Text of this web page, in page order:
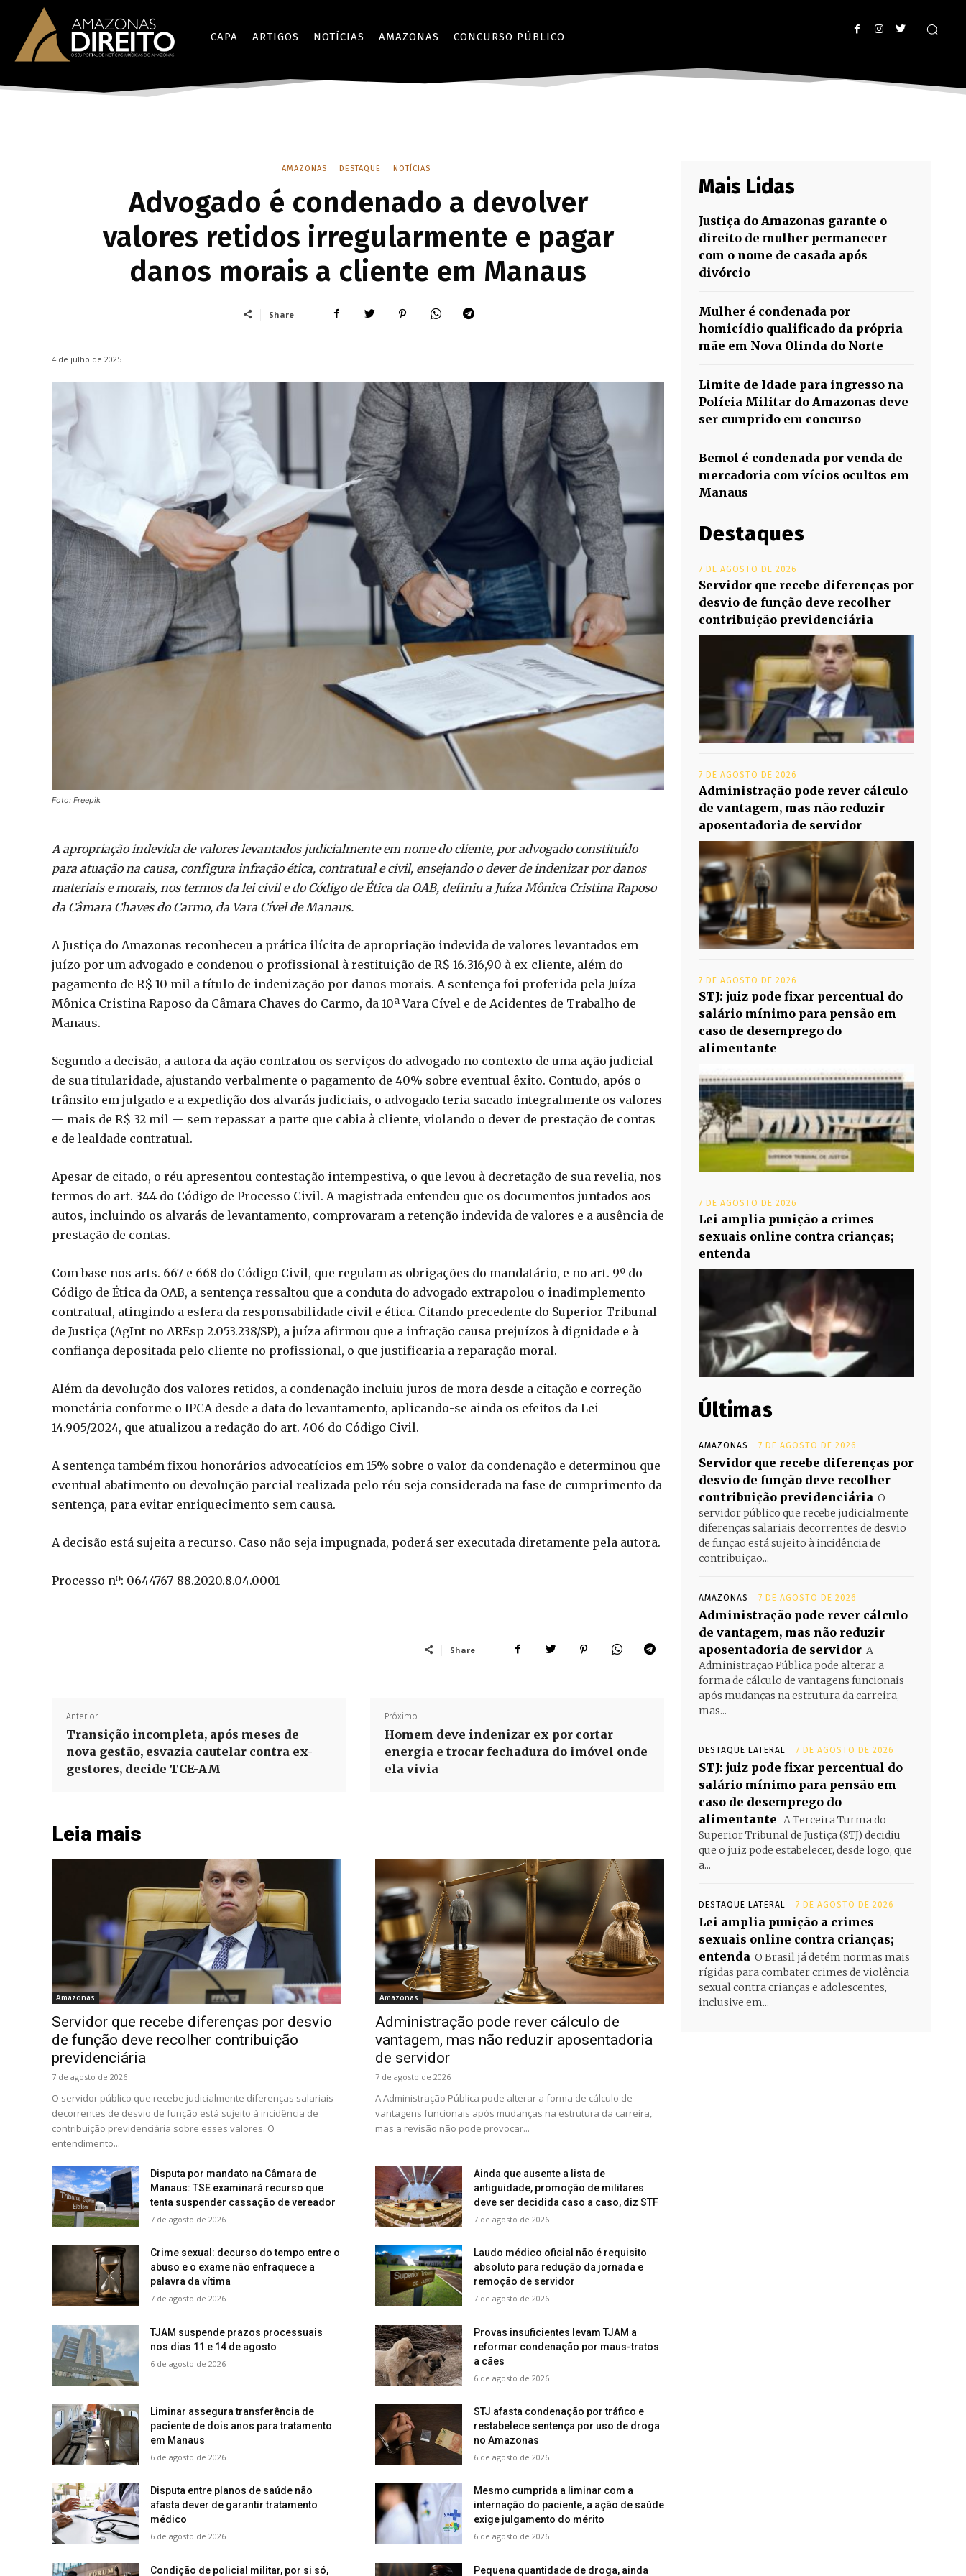
CAPA ARTIGOS NOTÍCIAS AMAZONAS CONCURSO PÚBLICO
AMAZONAS DESTAQUE NOTÍCIAS
Advogado é condenado a devolver
valores retidos irregularmente e pagar
danos morais a cliente em Manaus
Share
4 de julho de 2025
Foto: Freepik
A apropriação indevida de valores levantados judicialmente em nome do cliente, por advogado constituído
para atuação na causa, configura infração ética, contratual e civil, ensejando o dever de indenizar por danos
materiais e morais, nos termos da lei civil e do Código de Ética da OAB, definiu a Juíza Mônica Cristina Raposo
da Câmara Chaves do Carmo, da Vara Cível de Manaus.
A Justiça do Amazonas reconheceu a prática ilícita de apropriação indevida de valores levantados em
juízo por um advogado e condenou o profissional à restituição de R$ 16.316,90 à ex-cliente, além do
pagamento de R$ 10 mil a título de indenização por danos morais. A sentença foi proferida pela Juíza
Mônica Cristina Raposo da Câmara Chaves do Carmo, da 10ª Vara Cível e de Acidentes de Trabalho de
Manaus.
Segundo a decisão, a autora da ação contratou os serviços do advogado no contexto de uma ação judicial
de sua titularidade, ajustando verbalmente o pagamento de 40% sobre eventual êxito. Contudo, após o
trânsito em julgado e a expedição dos alvarás judiciais, o advogado teria sacado integralmente os valores
— mais de R$ 32 mil — sem repassar a parte que cabia à cliente, violando o dever de prestação de contas
e de lealdade contratual.
Apesar de citado, o réu apresentou contestação intempestiva, o que levou à decretação de sua revelia, nos
termos do art. 344 do Código de Processo Civil. A magistrada entendeu que os documentos juntados aos
autos, incluindo os alvarás de levantamento, comprovaram a retenção indevida de valores e a ausência de
prestação de contas.
Com base nos arts. 667 e 668 do Código Civil, que regulam as obrigações do mandatário, e no art. 9º do
Código de Ética da OAB, a sentença ressaltou que a conduta do advogado extrapolou o inadimplemento
contratual, atingindo a esfera da responsabilidade civil e ética. Citando precedente do Superior Tribunal
de Justiça (AgInt no AREsp 2.053.238/SP), a juíza afirmou que a infração causa prejuízos à dignidade e à
confiança depositada pelo cliente no profissional, o que justificaria a reparação moral.
Além da devolução dos valores retidos, a condenação incluiu juros de mora desde a citação e correção
monetária conforme o IPCA desde a data do levantamento, aplicando-se ainda os efeitos da Lei
14.905/2024, que atualizou a redação do art. 406 do Código Civil.
A sentença também fixou honorários advocatícios em 15% sobre o valor da condenação e determinou que
eventual abatimento ou devolução parcial realizada pelo réu seja considerada na fase de cumprimento da
sentença, para evitar enriquecimento sem causa.
A decisão está sujeita a recurso. Caso não seja impugnada, poderá ser executada diretamente pela autora.
Processo nº: 0644767-88.2020.8.04.0001
Share
Anterior
Transição incompleta, após meses de
nova gestão, esvazia cautelar contra ex-
gestores, decide TCE-AM
Próximo
Homem deve indenizar ex por cortar
energia e trocar fechadura do imóvel onde
ela vivia
Leia mais
Amazonas
Servidor que recebe diferenças por desvio
de função deve recolher contribuição
previdenciária
7 de agosto de 2026
O servidor público que recebe judicialmente diferenças salariais
decorrentes de desvio de função está sujeito à incidência de
contribuição previdenciária sobre esses valores. O
entendimento...
Amazonas
Administração pode rever cálculo de
vantagem, mas não reduzir aposentadoria
de servidor
7 de agosto de 2026
A Administração Pública pode alterar a forma de cálculo de
vantagens funcionais após mudanças na estrutura da carreira,
mas a revisão não pode provocar...
Disputa por mandato na Câmara de
Manaus: TSE examinará recurso que
tenta suspender cassação de vereador
7 de agosto de 2026
Ainda que ausente a lista de
antiguidade, promoção de militares
deve ser decidida caso a caso, diz STF
7 de agosto de 2026
Crime sexual: decurso do tempo entre o
abuso e o exame não enfraquece a
palavra da vítima
7 de agosto de 2026
Laudo médico oficial não é requisito
absoluto para redução da jornada e
remoção de servidor
7 de agosto de 2026
TJAM suspende prazos processuais
nos dias 11 e 14 de agosto
6 de agosto de 2026
Provas insuficientes levam TJAM a
reformar condenação por maus-tratos
a cães
6 de agosto de 2026
Liminar assegura transferência de
paciente de dois anos para tratamento
em Manaus
6 de agosto de 2026
STJ afasta condenação por tráfico e
restabelece sentença por uso de droga
no Amazonas
6 de agosto de 2026
Disputa entre planos de saúde não
afasta dever de garantir tratamento
médico
6 de agosto de 2026
Mesmo cumprida a liminar com a
internação do paciente, a ação de saúde
exige julgamento do mérito
6 de agosto de 2026
Condição de policial militar, por si só, Pequena quantidade de droga, ainda
Mais Lidas
Justiça do Amazonas garante o
direito de mulher permanecer
com o nome de casada após
divórcio
Mulher é condenada por
homicídio qualificado da própria
mãe em Nova Olinda do Norte
Limite de Idade para ingresso na
Polícia Militar do Amazonas deve
ser cumprido em concurso
Bemol é condenada por venda de
mercadoria com vícios ocultos em
Manaus
Destaques
7 DE AGOSTO DE 2026
Servidor que recebe diferenças por
desvio de função deve recolher
contribuição previdenciária
7 DE AGOSTO DE 2026
Administração pode rever cálculo
de vantagem, mas não reduzir
aposentadoria de servidor
7 DE AGOSTO DE 2026
STJ: juiz pode fixar percentual do
salário mínimo para pensão em
caso de desemprego do
alimentante
7 DE AGOSTO DE 2026
Lei amplia punição a crimes
sexuais online contra crianças;
entenda
Últimas
AMAZONAS 7 DE AGOSTO DE 2026
Servidor que recebe diferenças por
desvio de função deve recolher
contribuição previdenciária O
servidor público que recebe judicialmente
diferenças salariais decorrentes de desvio
de função está sujeito à incidência de
contribuição...
AMAZONAS 7 DE AGOSTO DE 2026
Administração pode rever cálculo
de vantagem, mas não reduzir
aposentadoria de servidor A
Administração Pública pode alterar a
forma de cálculo de vantagens funcionais
após mudanças na estrutura da carreira,
mas...
DESTAQUE LATERAL 7 DE AGOSTO DE 2026
STJ: juiz pode fixar percentual do
salário mínimo para pensão em
caso de desemprego do
alimentante A Terceira Turma do
Superior Tribunal de Justiça (STJ) decidiu
que o juiz pode estabelecer, desde logo, que
a...
DESTAQUE LATERAL 7 DE AGOSTO DE 2026
Lei amplia punição a crimes
sexuais online contra crianças;
entenda O Brasil já detém normas mais
rígidas para combater crimes de violência
sexual contra crianças e adolescentes,
inclusive em...